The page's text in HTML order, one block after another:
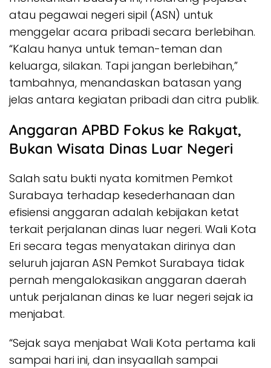
atau pegawai negeri sipil (ASN) untuk
menggelar acara pribadi secara berlebihan.
“Kalau hanya untuk teman-teman dan
keluarga, silakan. Tapi jangan berlebihan,”
tambahnya, menandaskan batasan yang
jelas antara kegiatan pribadi dan citra publik.
Anggaran APBD Fokus ke Rakyat,
Bukan Wisata Dinas Luar Negeri
Salah satu bukti nyata komitmen Pemkot
Surabaya terhadap kesederhanaan dan
efisiensi anggaran adalah kebijakan ketat
terkait perjalanan dinas luar negeri. Wali Kota
Eri secara tegas menyatakan dirinya dan
seluruh jajaran ASN Pemkot Surabaya tidak
pernah mengalokasikan anggaran daerah
untuk perjalanan dinas ke luar negeri sejak ia
menjabat.
“Sejak saya menjabat Wali Kota pertama kali
sampai hari ini, dan insyaallah sampai